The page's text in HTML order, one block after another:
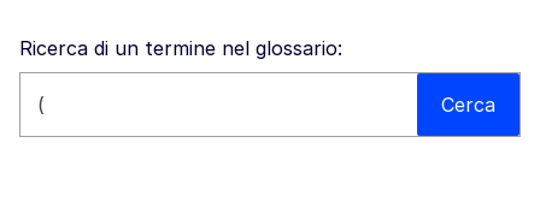
Ricerca di un termine nel glossario:
Cerca nel sito Cerca